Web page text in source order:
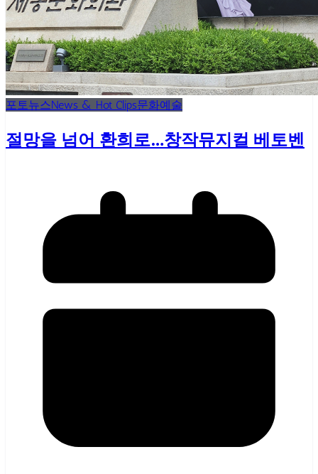
포토뉴스News & Hot Clips문화예술
절망을 넘어 환희로…창작뮤지컬 베토벤